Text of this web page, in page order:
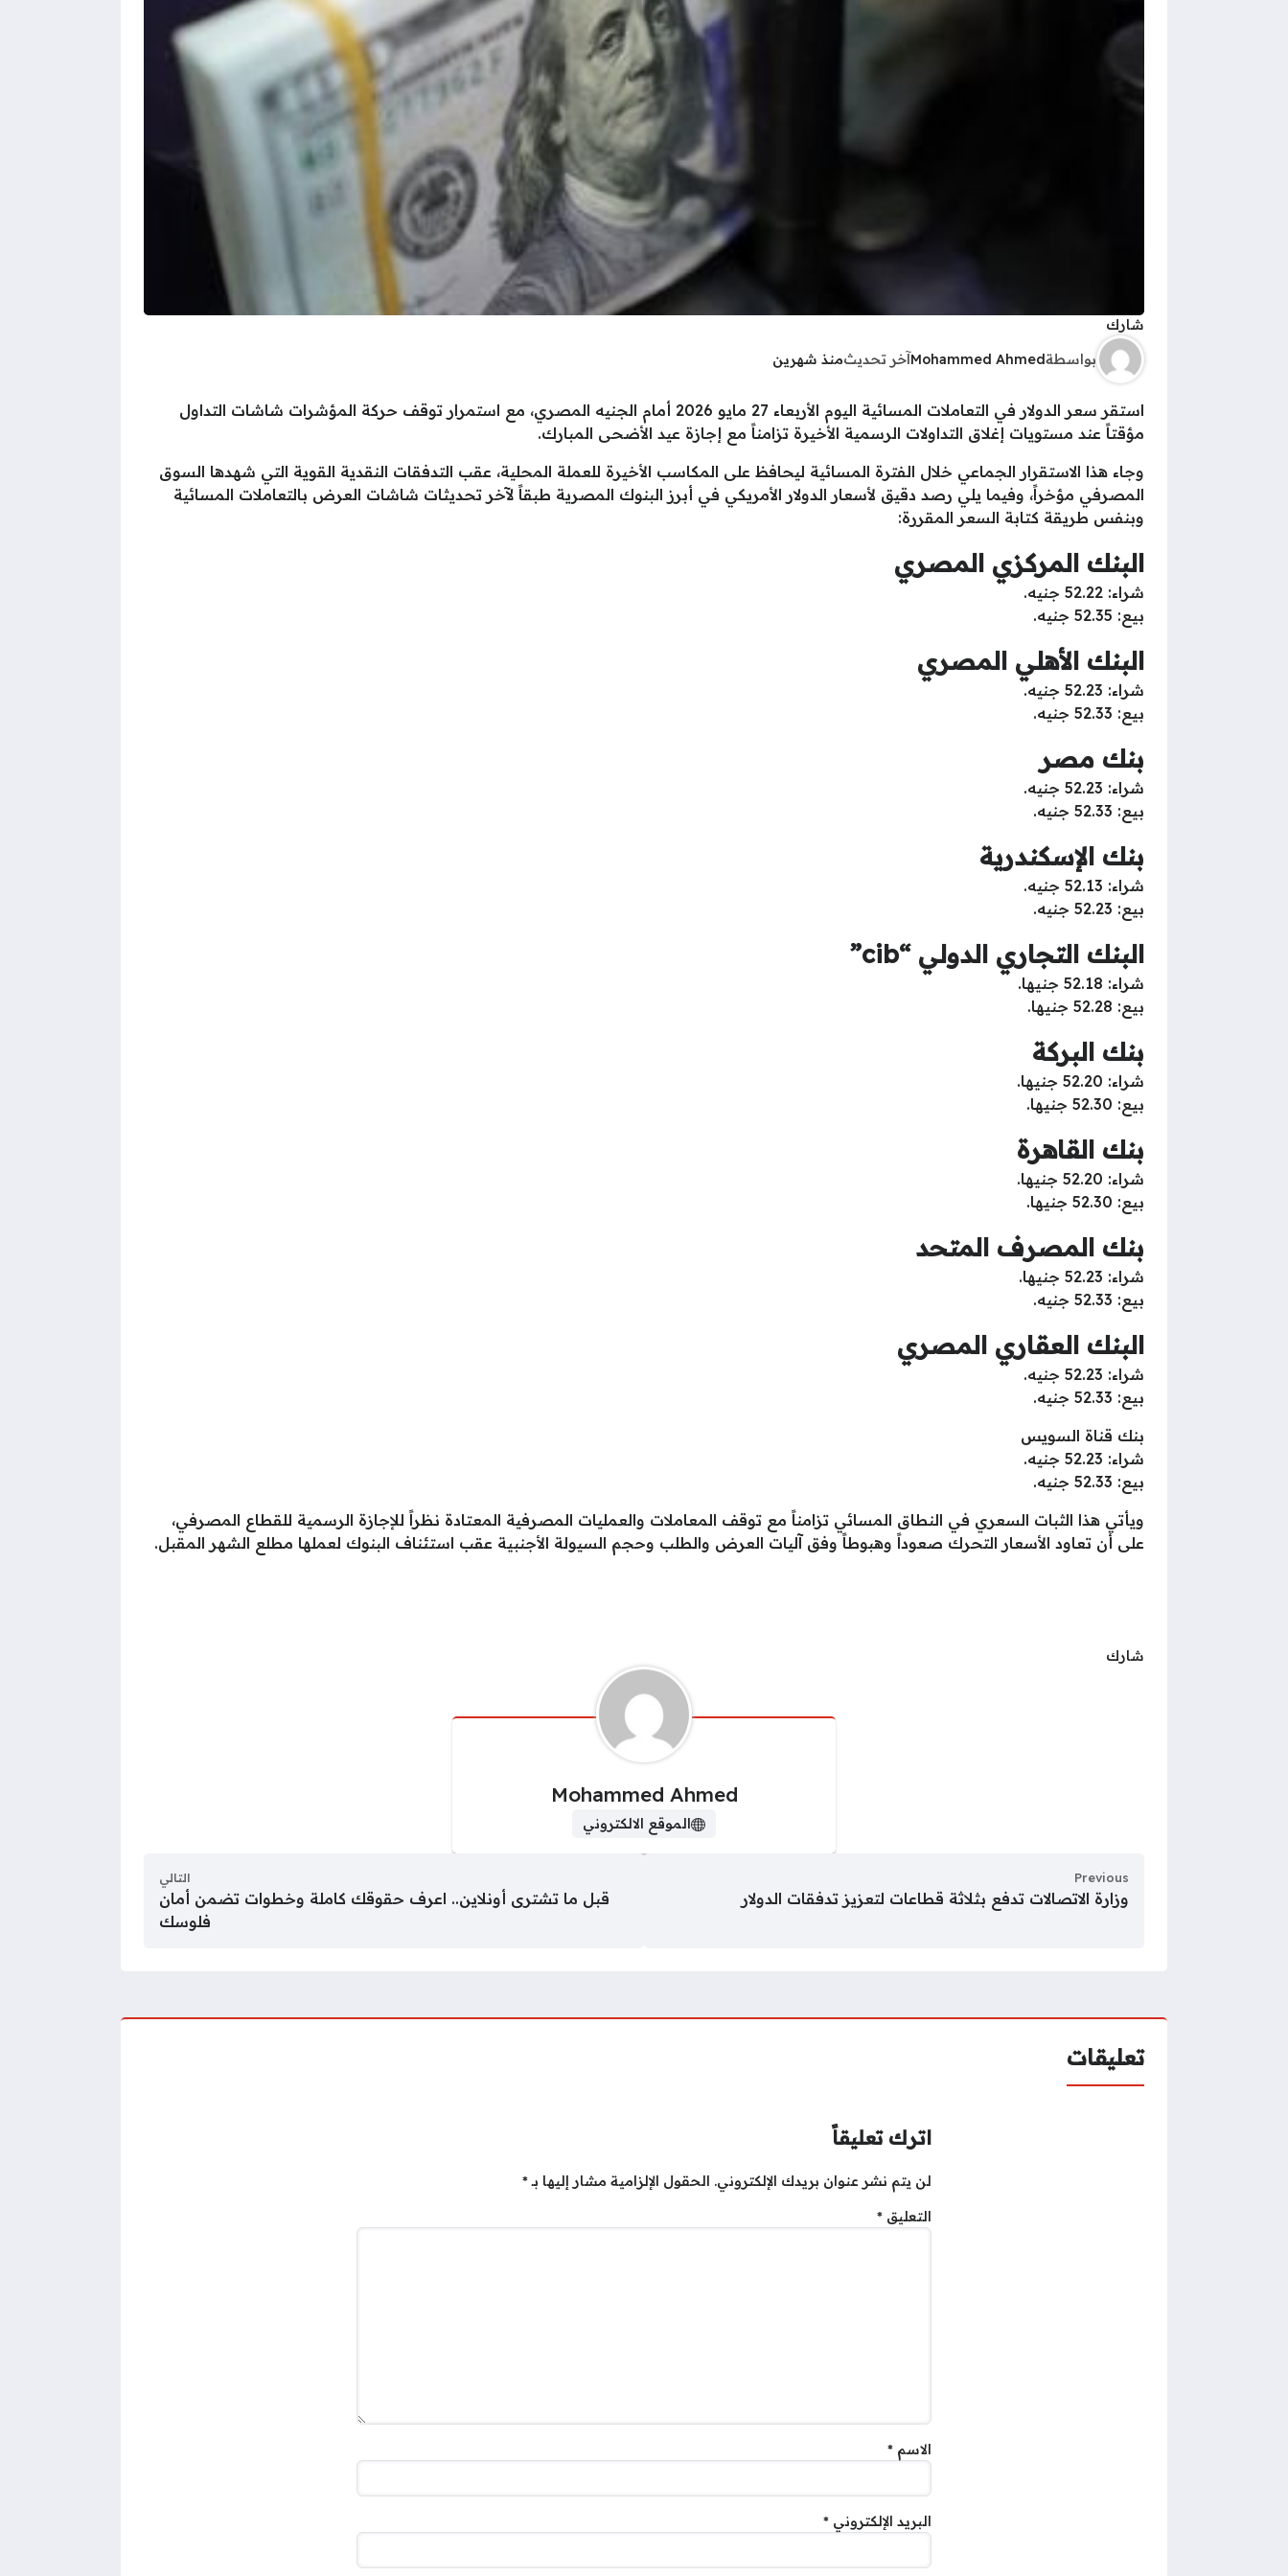
شارك
بواسطةMohammed Ahmedآخر تحديثمنذ شهرين
استقر سعر الدولار في التعاملات المسائية اليوم الأربعاء 27 مايو 2026 أمام الجنيه المصري، مع استمرار توقف حركة المؤشرات شاشات التداول
مؤقتاً عند مستويات إغلاق التداولات الرسمية الأخيرة تزامناً مع إجازة عيد الأضحى المبارك.
وجاء هذا الاستقرار الجماعي خلال الفترة المسائية ليحافظ على المكاسب الأخيرة للعملة المحلية، عقب التدفقات النقدية القوية التي شهدها السوق
المصرفي مؤخراً، وفيما يلي رصد دقيق لأسعار الدولار الأمريكي في أبرز البنوك المصرية طبقاً لآخر تحديثات شاشات العرض بالتعاملات المسائية
وبنفس طريقة كتابة السعر المقررة:
البنك المركزي المصري
شراء: 52.22 جنيه.
بيع: 52.35 جنيه.
البنك الأهلي المصري
شراء: 52.23 جنيه.
بيع: 52.33 جنيه.
بنك مصر
شراء: 52.23 جنيه.
بيع: 52.33 جنيه.
بنك الإسكندرية
شراء: 52.13 جنيه.
بيع: 52.23 جنيه.
البنك التجاري الدولي “cib”
شراء: 52.18 جنيها.
بيع: 52.28 جنيها.
بنك البركة
شراء: 52.20 جنيها.
بيع: 52.30 جنيها.
بنك القاهرة
شراء: 52.20 جنيها.
بيع: 52.30 جنيها.
بنك المصرف المتحد
شراء: 52.23 جنيها.
بيع: 52.33 جنيه.
البنك العقاري المصري
شراء: 52.23 جنيه.
بيع: 52.33 جنيه.
بنك قناة السويس
شراء: 52.23 جنيه.
بيع: 52.33 جنيه.
ويأتي هذا الثبات السعري في النطاق المسائي تزامناً مع توقف المعاملات والعمليات المصرفية المعتادة نظراً للإجازة الرسمية للقطاع المصرفي،
على أن تعاود الأسعار التحرك صعوداً وهبوطاً وفق آليات العرض والطلب وحجم السيولة الأجنبية عقب استئناف البنوك لعملها مطلع الشهر المقبل.
شارك
Mohammed Ahmed
الموقع الالكتروني
Previous
وزارة الاتصالات تدفع بثلاثة قطاعات لتعزيز تدفقات الدولار
التالي
قبل ما تشترى أونلاين.. اعرف حقوقك كاملة وخطوات تضمن أمان
فلوسك
تعليقات
اترك تعليقاً
لن يتم نشر عنوان بريدك الإلكتروني. الحقول الإلزامية مشار إليها بـ*
التعليق *
الاسم *
البريد الإلكتروني *